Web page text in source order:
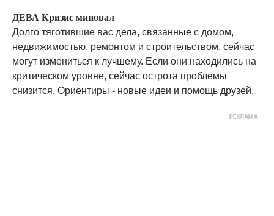
ДЕВА Кризис миновал
Долго тяготившие вас дела, связанные с домом,
недвижимостью, ремонтом и строительством, сейчас
могут измениться к лучшему. Если они находились на
критическом уровне, сейчас острота проблемы
снизится. Ориентиры - новые идеи и помощь друзей.